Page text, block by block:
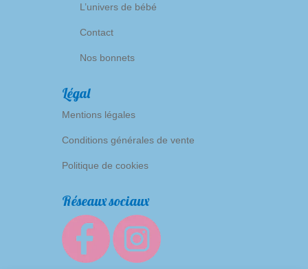
L’univers de bébé
Contact
Nos bonnets
Légal
Mentions légales
Conditions générales de vente
Politique de cookies
Réseaux sociaux